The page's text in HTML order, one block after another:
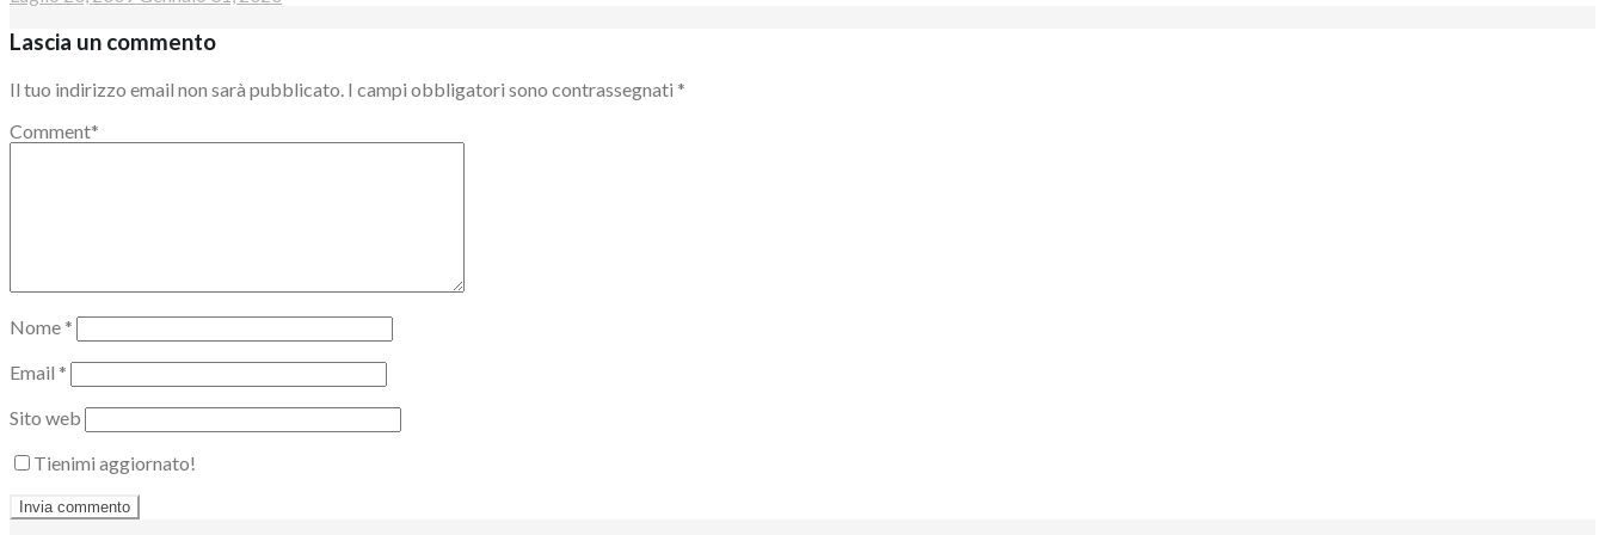
Lascia un commento
Il tuo indirizzo email non sarà pubblicato. I campi obbligatori sono contrassegnati *
Comment*
Nome *
Email *
Sito web
Tienimi aggiornato!